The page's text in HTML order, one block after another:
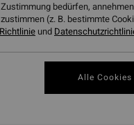
Farbe
bedürfen,
(z. B. bestimmte
und
Alle